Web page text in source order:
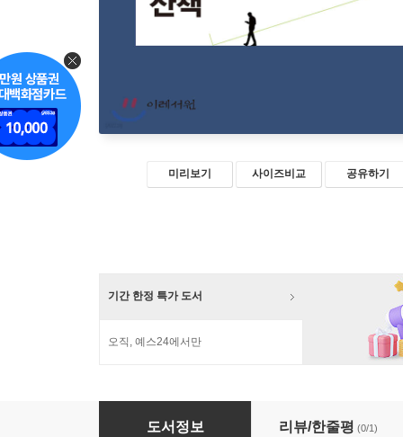
미리보기 사이즈비교 공유하기
기간 한정 특가 도서
오직, 예스24에서만
마태복음 산책
도서정보 리뷰/한줄평 (0/1)